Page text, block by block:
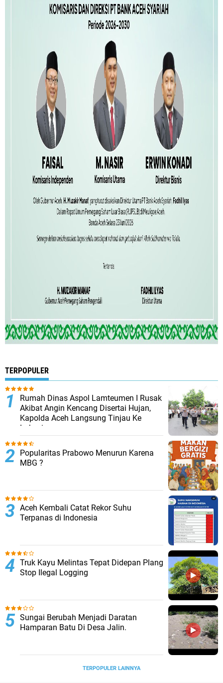
TERPOPULER
Rumah Dinas Aspol Lamteumen I Rusak
Akibat Angin Kencang Disertai Hujan,
Kapolda Aceh Langsung Tinjau Ke
Lokasi
Popularitas Prabowo Menurun Karena
MBG ?
Aceh Kembali Catat Rekor Suhu
Terpanas di Indonesia
Truk Kayu Melintas Tepat Didepan Plang
Stop Ilegal Logging
Sungai Berubah Menjadi Daratan
Hamparan Batu Di Desa Jalin.
TERPOPULER LAINNYA